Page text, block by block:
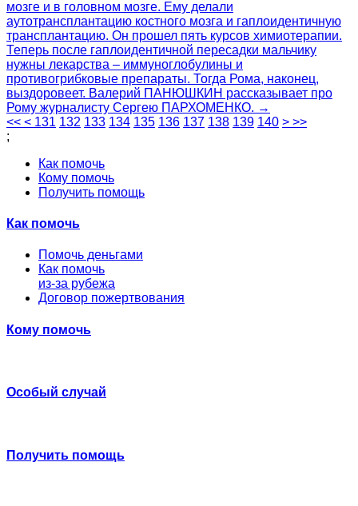
мозге и в головном мозге. Ему делали
аутотрансплантацию костного мозга и гаплоидентичную
трансплантацию. Он прошел пять курсов химиотерапии.
Теперь после гаплоидентичной пересадки мальчику
нужны лекарства – иммуноглобулины и
противогрибковые препараты. Тогда Рома, наконец,
выздоровеет. Валерий ПАНЮШКИН рассказывает про
Рому журналисту Сергею ПАРХОМЕНКО. →
<< < 131 132 133 134 135 136 137 138 139 140 > >>
;
Как помочь
Кому помочь
Получить помощь
Как помочь
Помочь деньгами
Как помочь
из-за рубежа
Договор пожертвования
Кому помочь
Особый случай
Получить помощь